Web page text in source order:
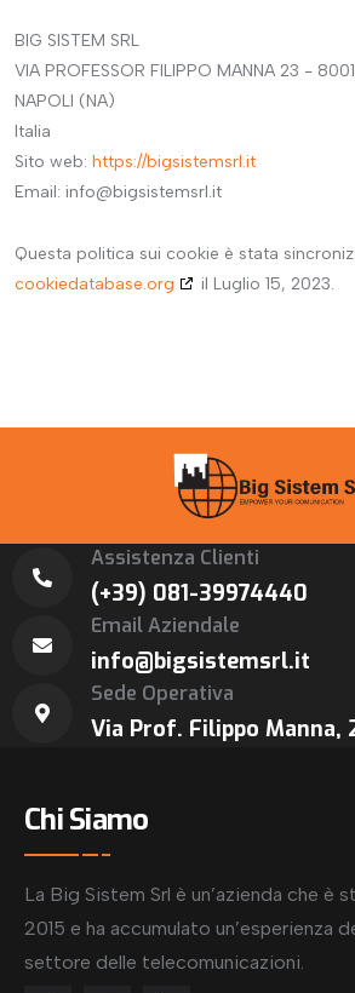
BIG SISTEM SRL
VIA PROFESSOR FILIPPO MANNA 23 -
NAPOLI (NA)
Italia
Sito web: https://bigsistemsrl.it
Email: ti.lrsmetsisgib@ofni
Questa politica sui cookie è stata
cookiedatabase.org
il Luglio 15, 2023.
Assistenza Clienti
(+39) 081-39974440
Email Aziendale
info@bigsistemsrl.it
Sede Operativa
Via Prof. Filippo Manna,
Chi Siamo
La Big Sistem Srl è un’azienda che è
2015 e ha accumulato un’esperienza
settore delle telecomunicazioni.